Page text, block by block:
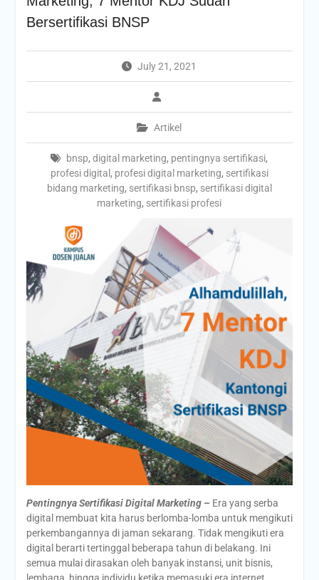
Bersertifikasi BNSP
July 21, 2021
Artikel
bnsp,digital marketing, pentingnya sertifikasi,
profesi digital , profesi digital marketing, sertifikasi
bidang marketing, sertifikasi bnsp, sertifikasi digital
marketing, sertifikasi profesi
Pentingnya Sertifikasi Digital Marketing – Era yang serba
digital membuat kita harus berlomba-lomba untuk mengikuti
perkembangannya di jaman sekarang. Tidak mengikuti era
digital berarti tertinggal beberapa tahun di belakang. Ini
semua mulai dirasakan oleh banyak instansi, unit bisnis,
lembaga, hingga individu ketika memasuki era internet.